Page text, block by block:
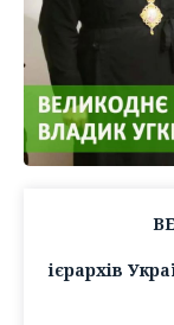
ієрархів